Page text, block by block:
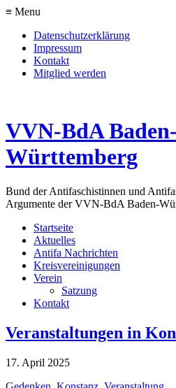
≡ Menu
Datenschutzerklärung
Impressum
Kontakt
Mitglied werden
VVN-BdA Baden-
Württemberg
Bund der Antifaschistinnen und
Argumente der VVN-BdA Baden-
Startseite
Aktuelles
Antifa Nachrichten
Kreisvereinigungen
Verein
Satzung
Kontakt
Veranstaltungen in
17. April 2025